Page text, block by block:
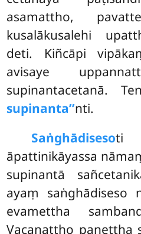
asamattho,
kusalākusalehi
deti. Kiñcāpi
avisaye
supinantacetanā.
supinanta’’nti.
Saṅghādisesoti
āpattinikāyassa
supinantā
ayaṃ saṅghādiseso
evamettha
Vacanattho panettha